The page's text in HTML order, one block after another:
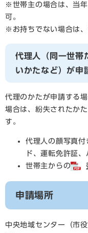
※世帯主の場合は、当
可。
※お持ちでない場合は、
代理人（同一世帯
いかたなど）が申
代理のかたが申請する
場合は、紛失されたか
す。
代理人の顔写真付
ド、運転免許証、
世帯主からの
申請場所
中央地域センター（市